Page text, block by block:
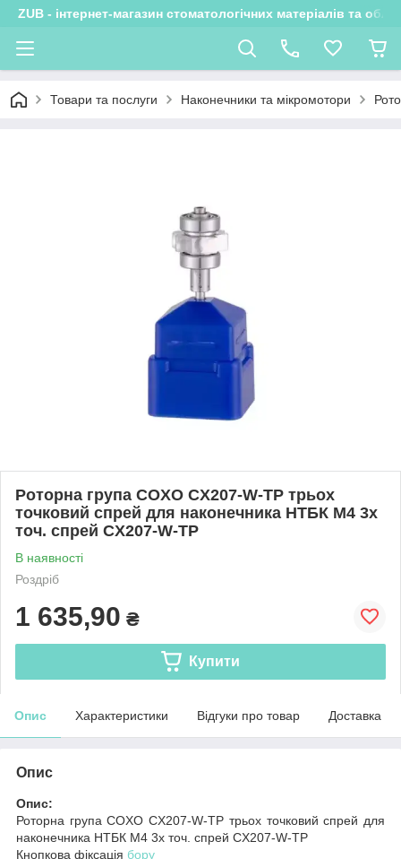
ZUB - інтернет-магазин стоматологічних матеріалів та
Товари та послуги Наконечники та мікромотори
Роторна група COXO CX207-W-TP трьох
точковий спрей для наконечника НТБК М4 3х
точ. спрей CX207-W-TP
В наявності
Роздріб
1 635,90 ₴
Купити
Опис Характеристики Відгуки про товар Доставка
Опис
Опис:
Роторна група COXO CX207-W-TP трьох точковий спрей для
наконечника НТБК М4 3х точ. спрей CX207-W-TP
Кнопкова фіксація бору